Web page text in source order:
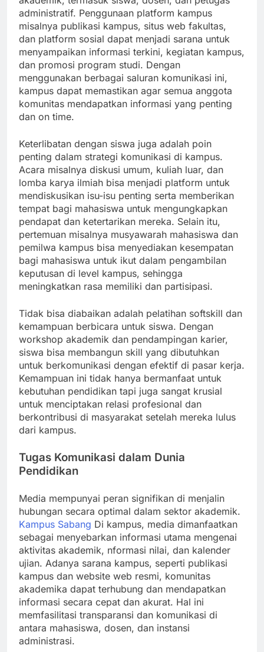
administratif. Penggunaan platform kampus
misalnya publikasi kampus, situs web fakultas,
dan platform sosial dapat menjadi sarana untuk
menyampaikan informasi terkini, kegiatan kampus,
dan promosi program studi. Dengan
menggunakan berbagai saluran komunikasi ini,
kampus dapat memastikan agar semua anggota
komunitas mendapatkan informasi yang penting
dan on time.
Keterlibatan dengan siswa juga adalah poin
penting dalam strategi komunikasi di kampus.
Acara misalnya diskusi umum, kuliah luar, dan
lomba karya ilmiah bisa menjadi platform untuk
mendiskusikan isu-isu penting serta memberikan
tempat bagi mahasiswa untuk mengungkapkan
pendapat dan ketertarikan mereka. Selain itu,
pertemuan misalnya musyawarah mahasiswa dan
pemilwa kampus bisa menyediakan kesempatan
bagi mahasiswa untuk ikut dalam pengambilan
keputusan di level kampus, sehingga
meningkatkan rasa memiliki dan partisipasi.
Tidak bisa diabaikan adalah pelatihan softskill dan
kemampuan berbicara untuk siswa. Dengan
workshop akademik dan pendampingan karier,
siswa bisa membangun skill yang dibutuhkan
untuk berkomunikasi dengan efektif di pasar kerja.
Kemampuan ini tidak hanya bermanfaat untuk
kebutuhan pendidikan tapi juga sangat krusial
untuk menciptakan relasi profesional dan
berkontribusi di masyarakat setelah mereka lulus
dari kampus.
Tugas Komunikasi dalam Dunia
Pendidikan
Media mempunyai peran signifikan di menjalin
hubungan secara optimal dalam sektor akademik.
Kampus Sabang Di kampus, media dimanfaatkan
sebagai menyebarkan informasi utama mengenai
aktivitas akademik, nformasi nilai, dan kalender
ujian. Adanya sarana kampus, seperti publikasi
kampus dan website web resmi, komunitas
akademika dapat terhubung dan mendapatkan
informasi secara cepat dan akurat. Hal ini
memfasilitasi transparansi dan komunikasi di
antara mahasiswa, dosen, dan instansi
administrasi.